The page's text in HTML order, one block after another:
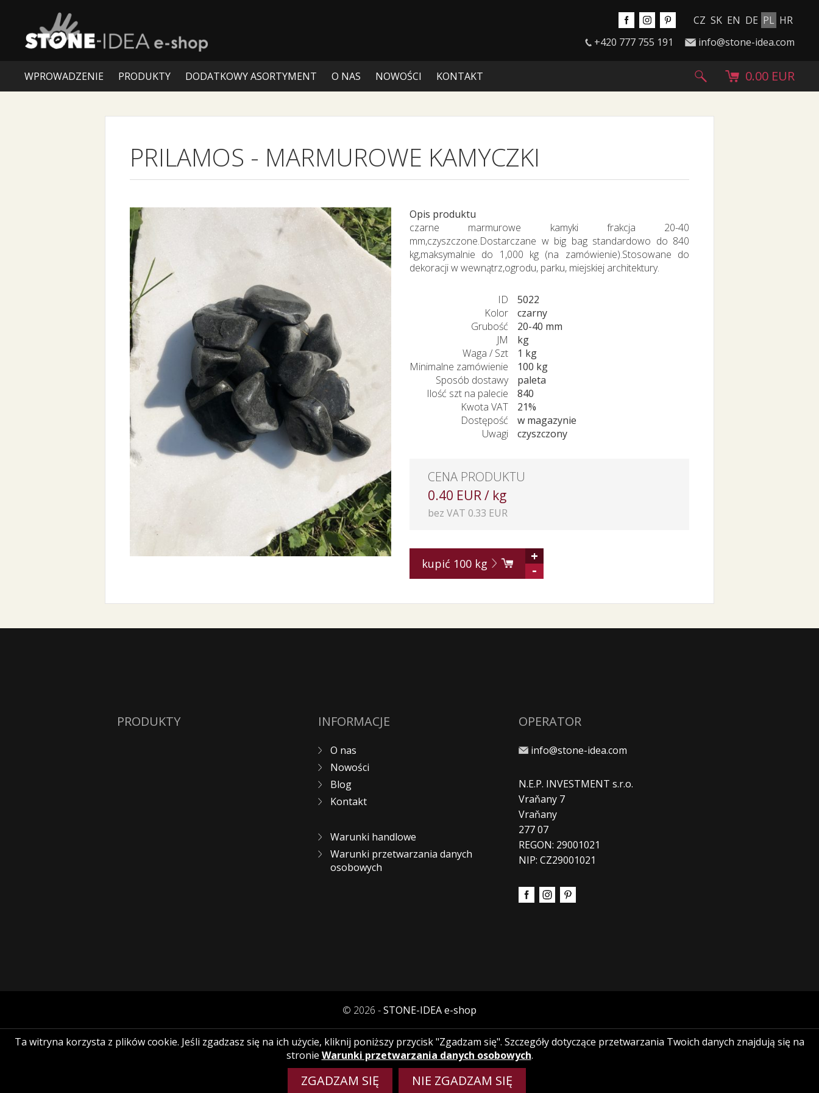
CZ SK EN DE PL HR
+420 777 755 191
info@stone-idea.com
WPROWADZENIE PRODUKTY DODATKOWY ASORTYMENT O NAS NOWOŚCI KONTAKT 0.00 EUR
PRILAMOS - MARMUROWE KAMYCZKI
Opis produktu
czarne marmurowe kamyki frakcja 20-40
mm,czyszczone.Dostarczane w big bag standardowo do 840
kg,maksymalnie do 1,000 kg (na zamówienie).Stosowane do
dekoracji w wewnątrz,ogrodu, parku, miejskiej architektury.
ID
5022
Kolor
czarny
Grubość
20-40 mm
JM
kg
Waga / Szt
1 kg
Minimalne zamówienie
100 kg
Sposób dostawy
paleta
Ilość szt na palecie
840
Kwota VAT
21%
Dostępość
w magazynie
Uwagi
czyszczony
CENA PRODUKTU
0.40 EUR / kg
bez VAT 0.33 EUR
kupić 100 kg
+
-
PRODUKTY INFORMACJE
O nas
Nowości
Blog
Kontakt
Warunki handlowe
Warunki przetwarzania danych
osobowych
OPERATOR
info@stone-idea.com
N.E.P. INVESTMENT s.r.o.
Vraňany 7
Vraňany
277 07
REGON: 29001021
NIP: CZ29001021
© 2026 -STONE-IDEA e-shop
Ta witryna korzysta z plików cookie. Jeśli zgadzasz się na ich użycie, kliknij poniższy przycisk "Zgadzam się". Szczegóły dotyczące przetwarzania Twoich danych znajdują się na
stronie Warunki przetwarzania danych osobowych.